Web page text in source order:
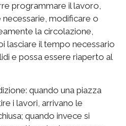
programmare il lavoro,
modificare o
la circolazione,
lasciare il tempo necessario
e possa essere riaperto al
quando una piazza
i lavori, arrivano le
quando invece si